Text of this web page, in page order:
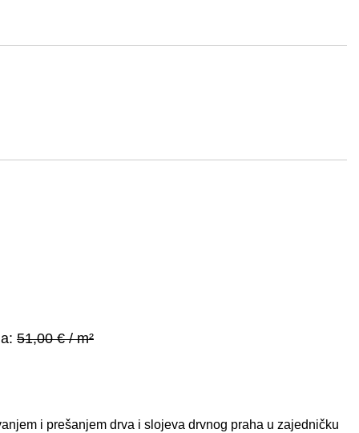
51,00 € / m²
i prešanjem drva i slojeva drvnog praha u zajedničku